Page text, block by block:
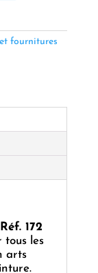
fournitures
172
tous les
arts